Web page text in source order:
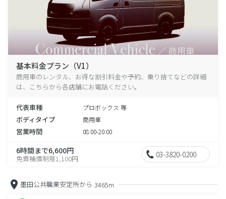
基本料金プラン（V1）
商用車のレンタル、お得な割引料金や予約、乗り捨てなどの詳細
は、こちらから各店舗にお電話ください。
代表車種 プロボックス 等
ボディタイプ 商用車
営業時間 08:00-20:00
6時間まで6,600円
免責補償制度1,100円 03-3820-0200
墨田公共職業安定所から 3465m